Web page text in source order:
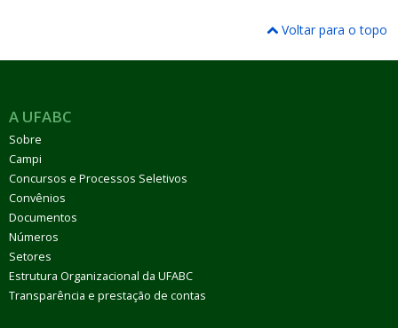
Voltar para o topo
A UFABC
Sobre
Campi
Concursos e Processos Seletivos
Convênios
Documentos
Números
Setores
Estrutura Organizacional da UFABC
Transparência e prestação de contas